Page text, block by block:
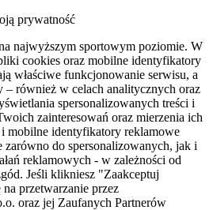
prywatność
najwyższym sportowym poziomie. W
cookies oraz mobilne identyfikatory
właściwe funkcjonowanie serwisu, a
również w celach analitycznych oraz
spersonalizowanych treści i
zainteresowań oraz mierzenia ich
mobilne identyfikatory reklamowe
do spersonalizowanych, jak i
reklamowych - w zależności od
Jeśli klikniesz "Zaakceptuj
przetwarzanie przez
oraz jej Zaufanych Partnerów